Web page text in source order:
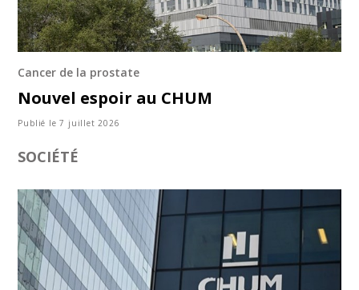
Cancer de la prostate
Nouvel espoir au CHUM
Publié le 7 juillet 2026
SOCIÉTÉ